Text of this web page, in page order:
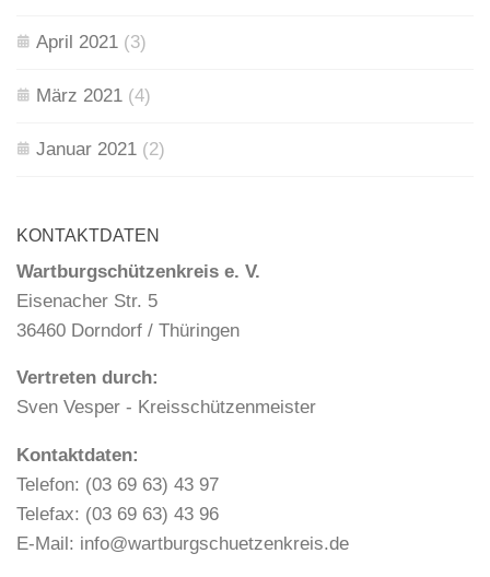
April 2021 (3)
März 2021 (4)
Januar 2021 (2)
KONTAKTDATEN
Wartburgschützenkreis e. V.
Eisenacher Str. 5
36460 Dorndorf / Thüringen
Vertreten durch:
Sven Vesper - Kreisschützenmeister
Kontaktdaten:
Telefon: (03 69 63) 43 97
Telefax: (03 69 63) 43 96
E-Mail: info@wartburgschuetzenkreis.de